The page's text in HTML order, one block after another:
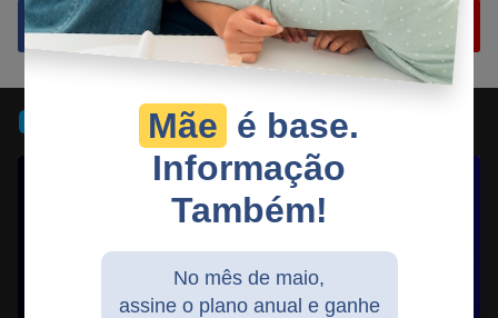
Mãe é base.
Informação
Também!
No mês de maio,
assine o plano anual e ganhe
CompartilharCompartilhar
no
Whatsapp
Compartilhar
no
Twitter
no
Messenger
Compartilhar
TV JCO